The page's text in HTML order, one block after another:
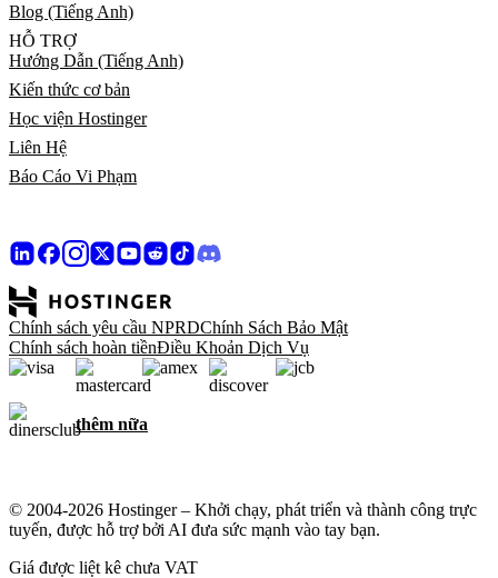
Blog (Tiếng Anh)
HỖ TRỢ
Hướng Dẫn (Tiếng Anh)
Kiến thức cơ bản
Học viện Hostinger
Liên Hệ
Báo Cáo Vi Phạm
Chính sách yêu cầu NPRDChính Sách Bảo Mật
Chính sách hoàn tiềnĐiều Khoản Dịch Vụ
thêm nữa
© 2004-2026 Hostinger – Khởi chạy, phát triển và thành công trực
tuyến, được hỗ trợ bởi AI đưa sức mạnh vào tay bạn.
Giá được liệt kê chưa VAT